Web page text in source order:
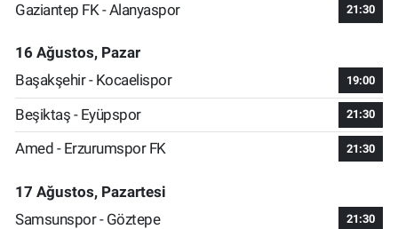
Gaziantep FK - Alanyaspor 21:30
16 Ağustos, Pazar
Başakşehir - Kocaelispor
19:00
Beşiktaş - Eyüpspor 21:30
Amed - Erzurumspor FK 21:30
17 Ağustos, Pazartesi
Samsunspor - Göztepe
21:30